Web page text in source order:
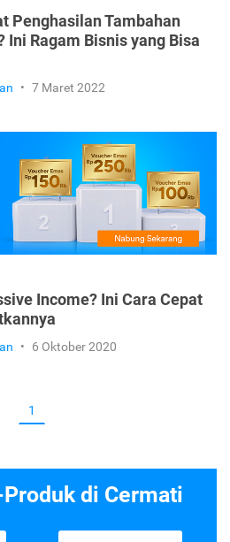
Penghasilan Tambahan
Ini Ragam Bisnis yang Bisa
• 7 Maret 2022
Income? Ini Cara Cepat
• 6 Oktober 2020
1
di Cermati